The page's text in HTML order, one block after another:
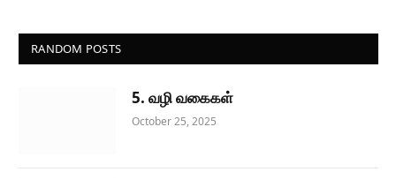
RANDOM POSTS
5. வழி வகைகள்
October 25, 2025